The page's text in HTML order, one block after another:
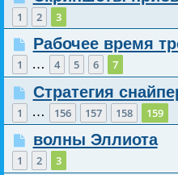
1 2 3
Рабочее время
1 … 4 5 6 7
Стратегия
1 … 156 157 158 159
волны Эллиота
1 2 3